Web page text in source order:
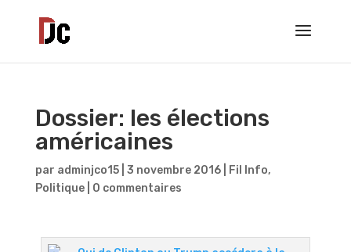
Dossier: les élections
américaines
par adminjco15| 3 novembre 2016| Fil Info,
Politique| 0 commentaires